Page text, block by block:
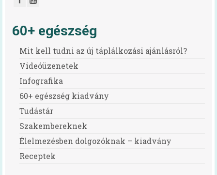
60+ egészség
Mit kell tudni az új táplálkozási ajánlásról?
Videóüzenetek
Infografika
60+ egészség kiadvány
Tudástár
Szakembereknek
Élelmezésben dolgozóknak – kiadvány
Receptek